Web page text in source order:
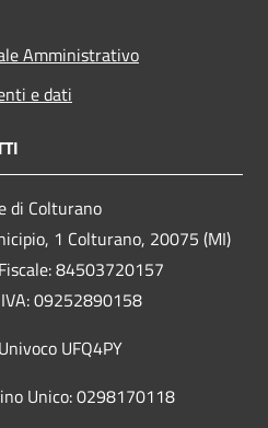
Amministrativo
e dati
di Colturano
1 Colturano, 20075 (MI)
84503720157
09252890158
UFQ4PY
Unico: 0298170118